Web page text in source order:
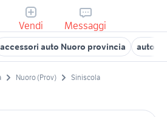
Vendi Messaggi
accessori auto Nuoro provincia auto
Nuoro (Prov) Siniscola